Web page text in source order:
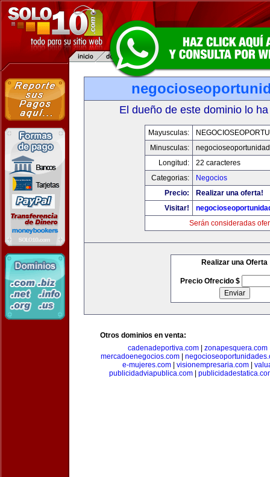
El dueño de este dominio lo
Mayusculas:
Minusculas:
Longitud:
22 caracteres
Categorias:
Negocios
Precio:
Realizar una oferta!
Visitar!
Serán consideradas
Realizar una Oferta
Precio Ofrecido $
Otros dominios en venta:
cadenadeportiva.com
zonapesquera.com
mercadoenegocios.com
e-mujeres.com
visionempresaria.com
publicidadviapublica.com